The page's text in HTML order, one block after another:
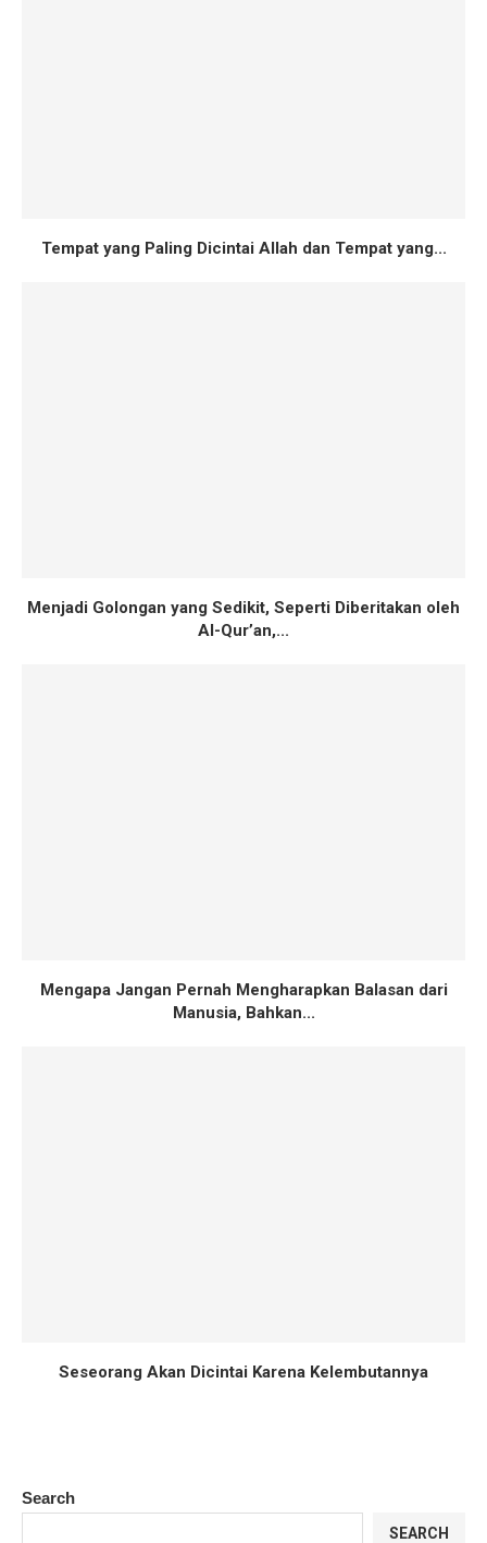
Tempat yang Paling Dicintai Allah dan Tempat yang...
Menjadi Golongan yang Sedikit, Seperti Diberitakan oleh
Al-Qur’an,...
Mengapa Jangan Pernah Mengharapkan Balasan dari
Manusia, Bahkan...
Seseorang Akan Dicintai Karena Kelembutannya
Search
SEARCH